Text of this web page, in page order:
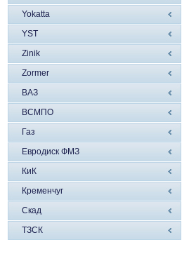
Yokatta
YST
Zinik
Zormer
ВАЗ
ВСМПО
Газ
Евродиск ФМЗ
КиК
Кременчуг
Скад
ТЗСК